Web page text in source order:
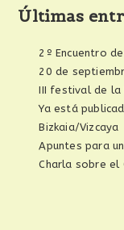
Últimas
2º Encuentro
20 de
III festival de la
Ya está
Bizkaia/Vizcaya
Apuntes para
Charla sobre el